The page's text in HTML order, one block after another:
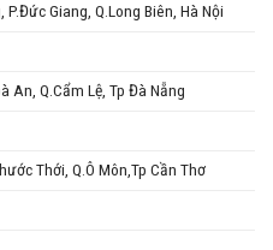
Giang, Q.Long Biên, Hà Nội
An, Q.Cẩm Lệ, Tp Đà Nẵng
Thới, Q.Ô Môn,Tp Cần Thơ